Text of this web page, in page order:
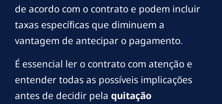
de acordo com o contrato e podem incluir
taxas específicas que diminuem a
vantagem de antecipar o pagamento.
É essencial ler o contrato com atenção e
entender todas as possíveis implicações
antes de decidir pela quitação